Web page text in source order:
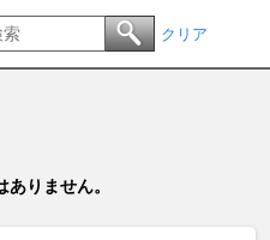
クリア
りません。